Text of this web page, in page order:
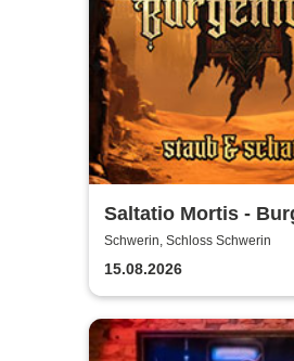
Saltatio Mortis -
Staub & Schatten
Schwerin, Schloss Schwerin
15.08.2026